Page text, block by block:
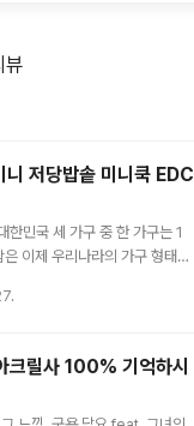
뷰
저당밥솥 미니쿡 EDC
민국 세 가구 중 한 가구는 1
이제 우리나라의 가구 형태를
즐기는 사람이 동시에 늘고 있
비교할 수 없을 정도로 늘면서
가 된 것은 어제오늘의 일이 아
발적인 딩크족(맞벌이 무자녀
크릴사 100% 기억하시